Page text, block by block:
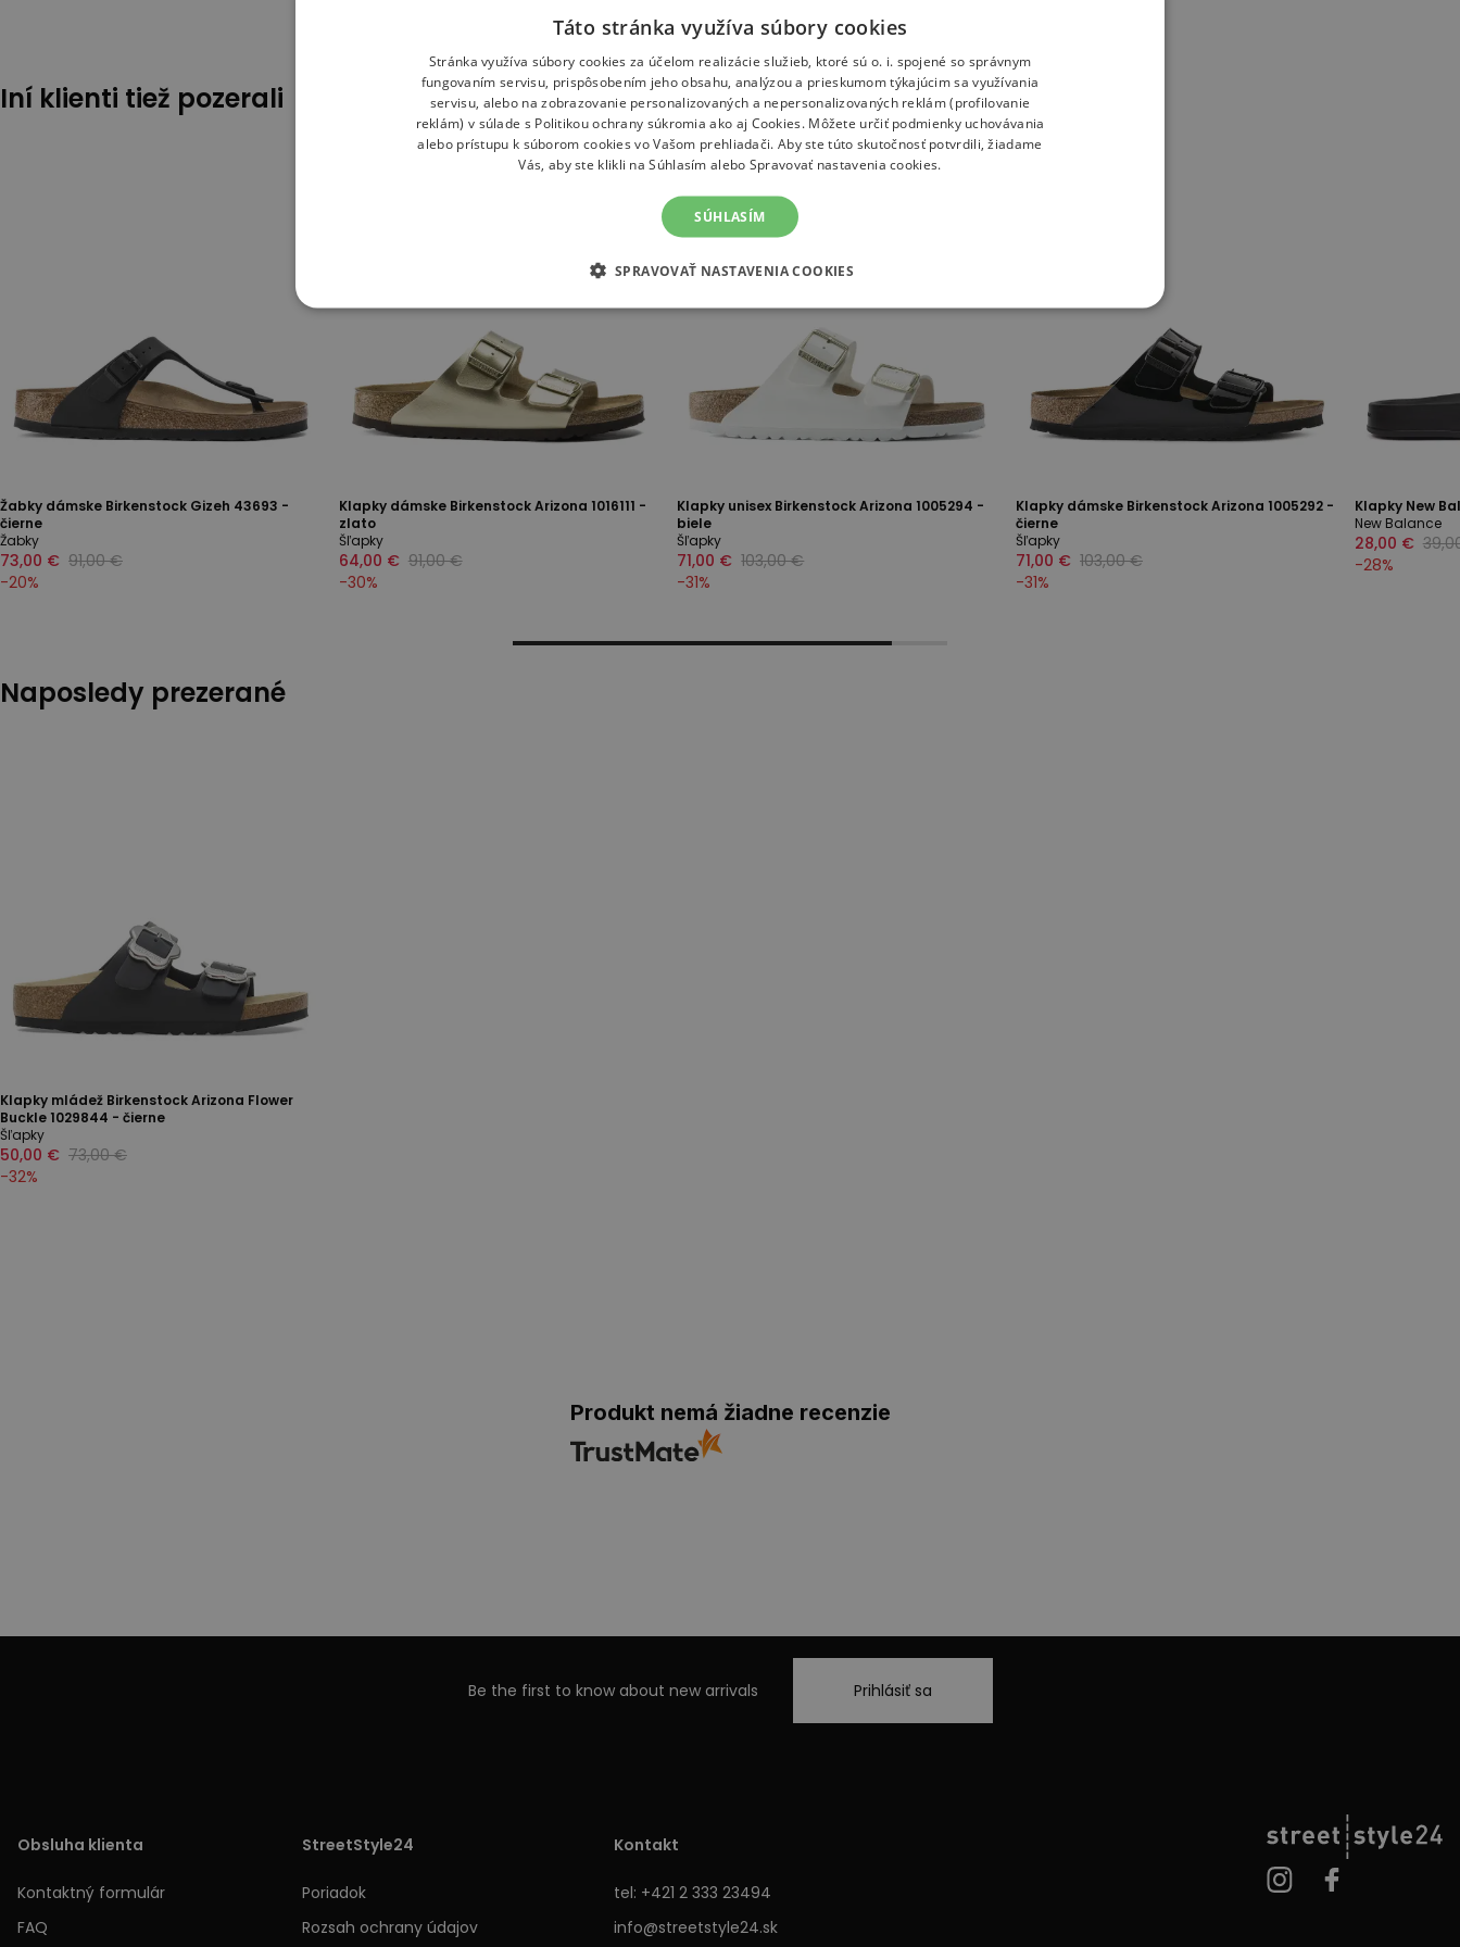
Iní klienti tiež pozerali
Žabky dámske Birkenstock Gizeh 43693 -
čierne
Žabky
73,00 € 91,00 €
-20%
Klapky dámske Birkenstock Arizona 1016111 -
zlato
Šľapky
64,00 € 91,00 €
-30%
Klapky unisex Birkenstock Arizona 1005294 -
biele
Šľapky
71,00 € 103,00 €
-31%
Klapky dámske Birkenstock Arizona 1005292 -
čierne
Šľapky
71,00 € 103,00 €
-31%
Klapky New
New Balance
28,00 €
-28%
Naposledy prezerané
Klapky mládež Birkenstock Arizona Flower
Buckle 1029844 - čierne
Šľapky
50,00 € 73,00 €
-32%
Produkt nemá žiadne recenzie
Be the first to know about new arrivals Prihlásiť sa
Obsluha klienta
Kontaktný formulár
FAQ
StreetStyle24
Poriadok
Rozsah ochrany údajov
Kontakt
tel: +421 2 333 23494
info@streetstyle24.sk
Táto stránka využíva súbory cookies
Stránka využíva súbory cookies za účelom realizácie služieb, ktoré sú o. i. spojené so správnym
fungovaním servisu, prispôsobením jeho obsahu, analýzou a prieskumom týkajúcim sa využívania
servisu, alebo na zobrazovanie personalizovaných a nepersonalizovaných reklám (profilovanie
reklám) v súlade s Politikou ochrany súkromia ako aj Cookies. Môžete určiť podmienky uchovávania
alebo prístupu k súborom cookies vo Vašom prehliadači. Aby ste túto skutočnosť potvrdili, žiadame
Vás, aby ste klikli na Súhlasím alebo Spravovať nastavenia cookies.
SÚHLASÍM
SPRAVOVAŤ NASTAVENIA COOKIES